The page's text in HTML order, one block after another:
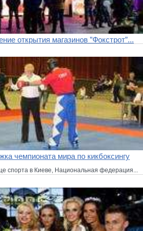
открытия магазинов ”Фокстрот”...
чемпионата мира по кикбоксингу
спорта в Киеве, Национальная федерация...